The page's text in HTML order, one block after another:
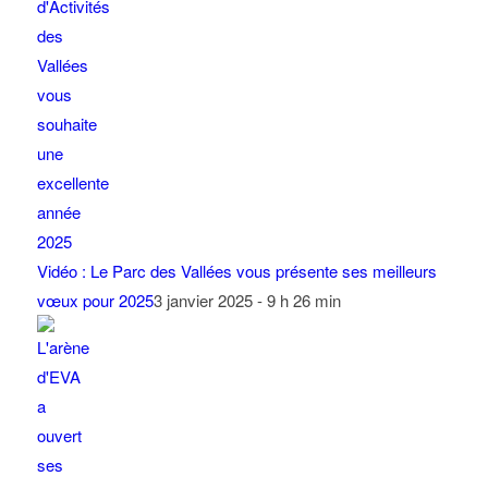
Vidéo : Le Parc des Vallées vous présente ses meilleurs
vœux pour 20253 janvier 2025 - 9 h 26 min